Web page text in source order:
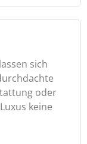
sich
oder
keine